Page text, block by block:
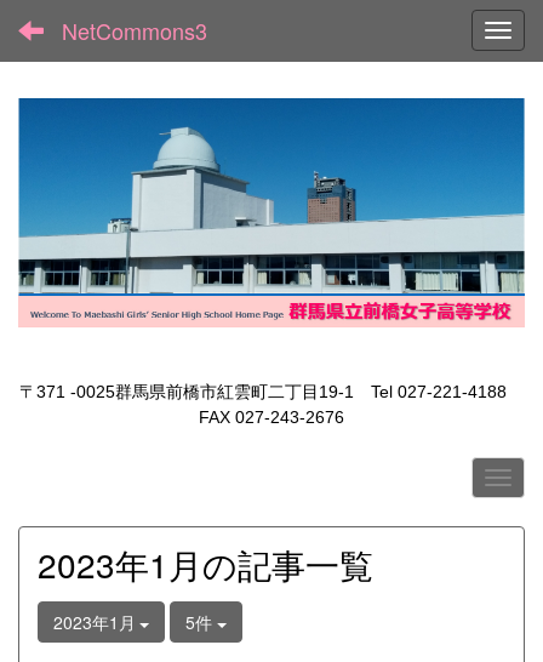
NetCommons3
〒371 -0025群馬県前橋市紅雲町二丁目19-1 Tel 027-221-4188
FAX 027-243-2676
2023年1月の記事一覧
2023年1月 5件